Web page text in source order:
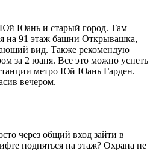
Юй Юань и старый город. Там
на 91 этаж башни Открывашка,
вид. Также рекомендую
за 2 юаня. Все это можно успеть
метро Юй Юань Гарден.
вечером.
через общий вход зайти в
подняться на этаж? Охрана не